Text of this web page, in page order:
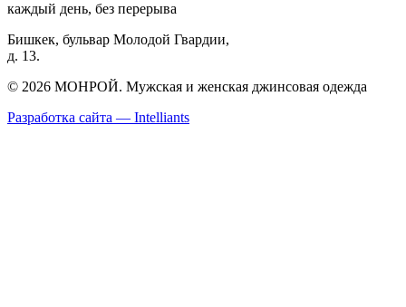
каждый день, без перерыва
Бишкек, бульвар Молодой Гвардии,
д. 13.
© 2026 МОНРОЙ. Мужская и женская джинсовая одежда
Разработка сайта — Intelliants